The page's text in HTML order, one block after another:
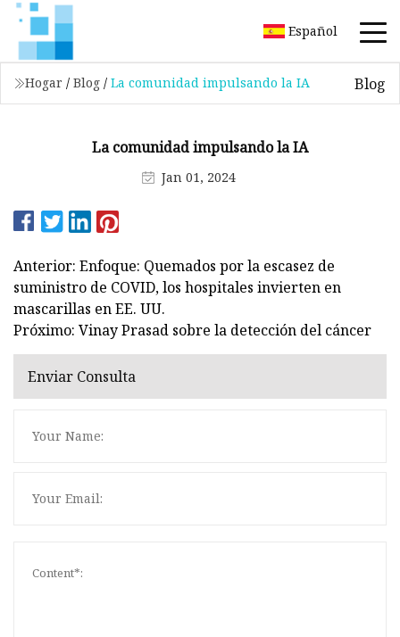
Español
Hogar / Blog / La comunidad impulsando la IA Blog
La comunidad impulsando la IA
Jan 01, 2024
Anterior: Enfoque: Quemados por la escasez de
suministro de COVID, los hospitales invierten en
mascarillas en EE. UU.
Próximo: Vinay Prasad sobre la detección del cáncer
Enviar Consulta